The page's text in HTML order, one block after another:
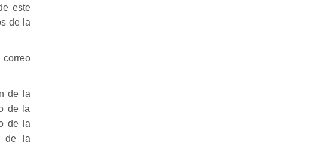
este
de la
de la
de la
de la
de la